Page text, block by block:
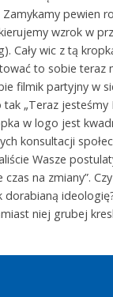
pewien
wzrok w
Cały wic z tą
to sobie teraz
filmik partyjny w
„Teraz jesteśmy
w logo jest
konsultacji
Wasze
na zmiany”.
dorabianą
niej grubej